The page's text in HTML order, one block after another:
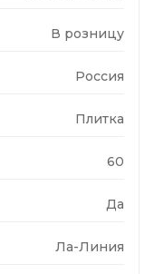
В розницу
Россия
Плитка
60
Да
Ла-Линия